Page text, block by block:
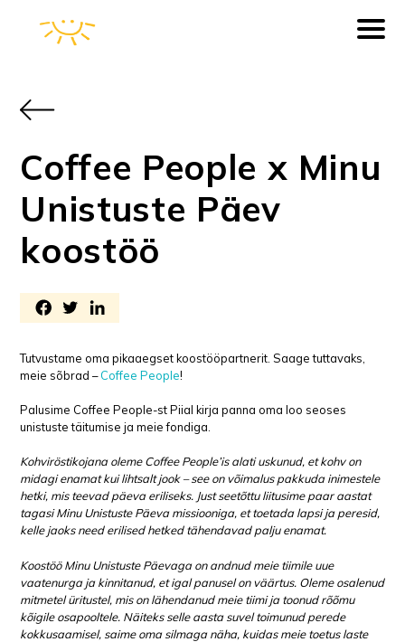
Coffee People x Minu
Unistuste Päev
koostöö
Tutvustame oma pikaaegset koostööpartnerit. Saage tuttavaks,
meie sõbrad –Coffee People!
Palusime Coffee People-st Piial kirja panna oma loo seoses
unistuste täitumise ja meie fondiga.
Kohviröstikojana oleme Coffee People’is alati uskunud, et kohv on
midagi enamat kui lihtsalt jook – see on võimalus pakkuda inimestele
hetki, mis teevad päeva eriliseks. Just seetõttu liitusime paar aastat
tagasi Minu Unistuste Päeva missiooniga, et toetada lapsi ja peresid,
kelle jaoks need erilised hetked tähendavad palju enamat.
Koostöö Minu Unistuste Päevaga on andnud meie tiimile uue
vaatenurga ja kinnitanud, et igal panusel on väärtus. Oleme osalenud
mitmetel üritustel, mis on lähendanud meie tiimi ja toonud rõõmu
kõigile osapooltele. Näiteks selle aasta suvel toimunud perede
kokkusaamisel, saime oma silmaga näha, kuidas meie toetus laste